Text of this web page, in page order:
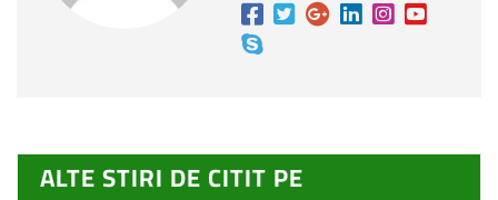
ALTE STIRI DE CITIT PE